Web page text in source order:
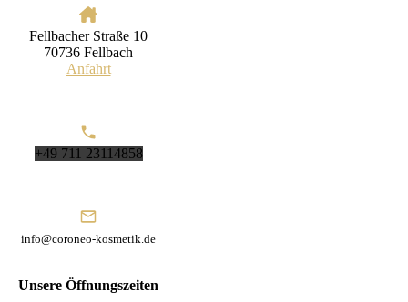
Fellbacher Straße 10
70736 Fellbach
Anfahrt
+49 711 23114858
info@coroneo-kosmetik.de
Unsere Öffnungszeiten